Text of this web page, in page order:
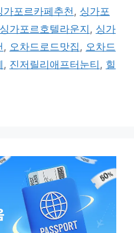
가포르카페추천, 싱가포
싱가포르호텔라운지 , 싱가
, 오차드로드맛집, 오차드
, 진저릴리애프터눈티 , 힐